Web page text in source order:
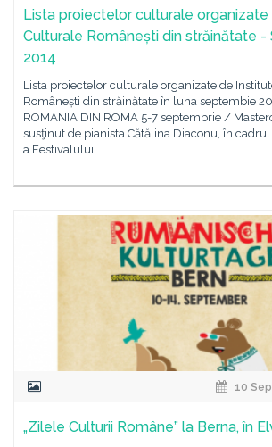
Lista proiectelor culturale
Culturale Românești din străinătate -
2014
Lista proiectelor culturale organizate de
Românești din străinătate în luna septembie
ROMANIA DIN ROMA 5-7 septembrie /
susţinut de pianista Cătălina Diaconu, în
a Festivalului
10
„Zilele Culturii Române” la Berna, în